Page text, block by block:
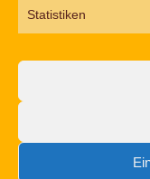
Statistiken
Aufruf zu den